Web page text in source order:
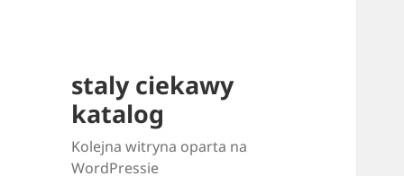
staly ciekawy
katalog
Kolejna witryna oparta na
WordPressie